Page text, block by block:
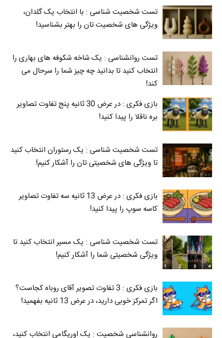
تست شخصیت شناسی : با انتخاب یک گلدان،
ویژگی های شخصیت تان را بهتر بشناسید!
تست روانشناسی : یک شاخه شکوفه های بهاری را
انتخاب کنید تا بدانید چه چیز شما را سرحال می‌
کند!
بازی فکری : در عرض 30 ثانیه پنج تفاوت تصاویر
بره ناقلا را پیدا کنید!
تست شخصیت شناسی : یک رستوران انتخاب کنید
تا ویژگی های شخصیتی تان را آشکار کنیم!
بازی فکری : در عرض 13 ثانیه سه تفاوت تصاویر
کاسه‌ سوپ را پیدا کنید!
تست شخصیت شناسی : یک مسیر انتخاب کنید تا
ویژگی شخصیتی شما را آشکار کنیم!
بازی فکری : 3 تفاوت تصویر آقای روباه کجاست؟
اگر تمرکز خوبی دارید، در عرض 13 ثانیه بفهمید!
روانشناسی شخصیت : یک اوریگامی انتخاب کنید،